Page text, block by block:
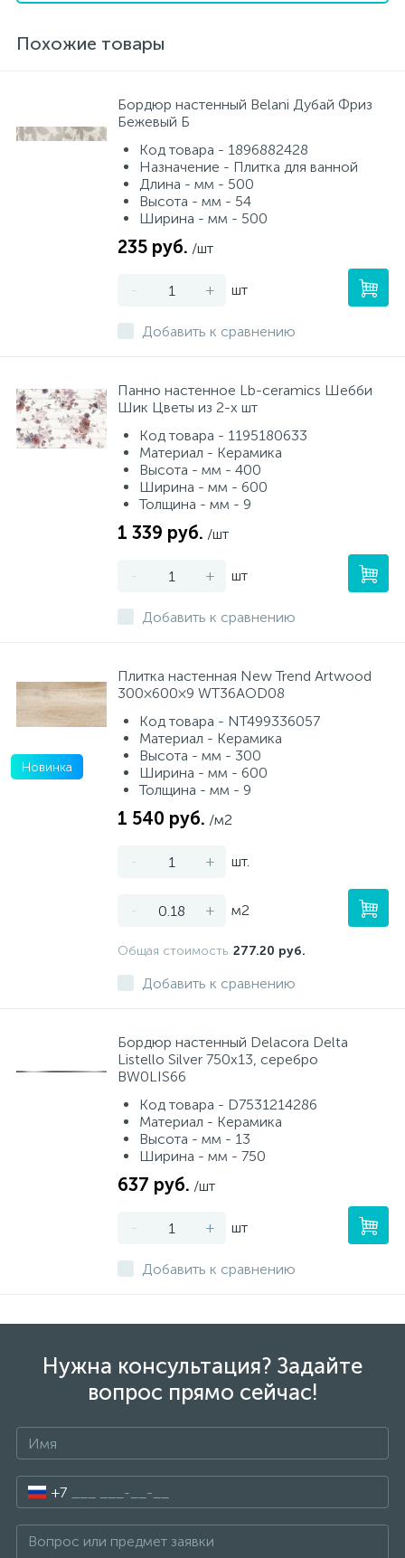
Похожие товары
Бордюр настенный Belani Дубай Фриз
Бежевый Б
Код товара - 1896882428
Назначение - Плитка для ванной
Длина - мм - 500
Высота - мм - 54
Ширина - мм - 500
235 руб. /шт
- + шт
Добавить к сравнению
Панно настенное Lb-ceramics Шебби
Шик Цветы из 2-х шт
Код товара - 1195180633
Материал - Керамика
Высота - мм - 400
Ширина - мм - 600
Толщина - мм - 9
1 339 руб. /шт
- + шт
Добавить к сравнению
Новинка
Плитка настенная New Trend Artwood
300×600×9 WT36AOD08
Код товара - NT499336057
Материал - Керамика
Высота - мм - 300
Ширина - мм - 600
Толщина - мм - 9
1 540 руб. /м2
- + шт.
- + м2
Общая стоимость 277.20 руб.
Добавить к сравнению
Бордюр настенный Delacora Delta
Listello Silver 750x13, серебро
BW0LIS66
Код товара - D7531214286
Материал - Керамика
Высота - мм - 13
Ширина - мм - 750
637 руб. /шт
- + шт
Добавить к сравнению
Нужна консультация? Задайте
вопрос прямо сейчас!
+7